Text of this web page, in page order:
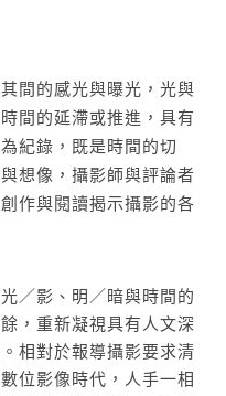
間的感光與曝光，光與
間的延滯或推進，具有
紀錄，既是時間的切
想像，攝影師與評論者
作與閱讀揭示攝影的各
／影、明／暗與時間的
，重新凝視具有人文深
相對於報導攝影要求清
位影像時代，人手一相